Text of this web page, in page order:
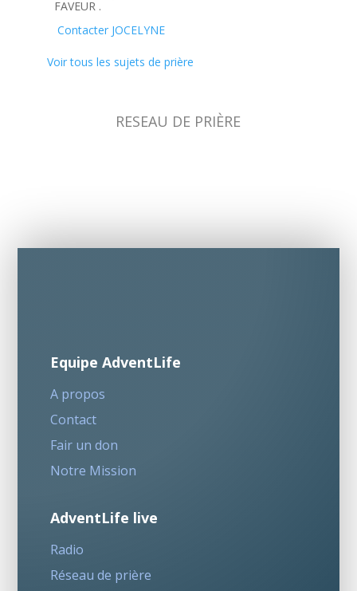
FAVEUR .
Contacter JOCELYNE
Voir tous les sujets de prière
RESEAU DE PRIÈRE
Equipe AdventLife
A propos
Contact
Fair un don
Notre Mission
AdventLife live
Radio
Réseau de prière